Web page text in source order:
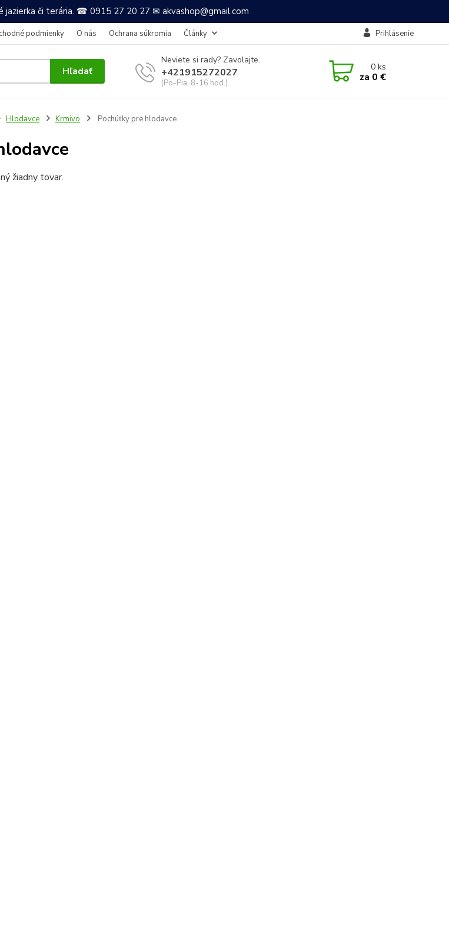
jazierka či terária. ☎ 0915 27 20 27 ✉ akvashop@gmail.com
podmienky O nás Ochrana súkromia Články Prihlásenie
Hľadať
Neviete si rady? Zavolajte.
+421915272027
(Po-Pia, 8-16 hod.)
0ks
za 0 €
Hlodavce Krmivo Pochúťky pre hlodavce
žiadny tovar.